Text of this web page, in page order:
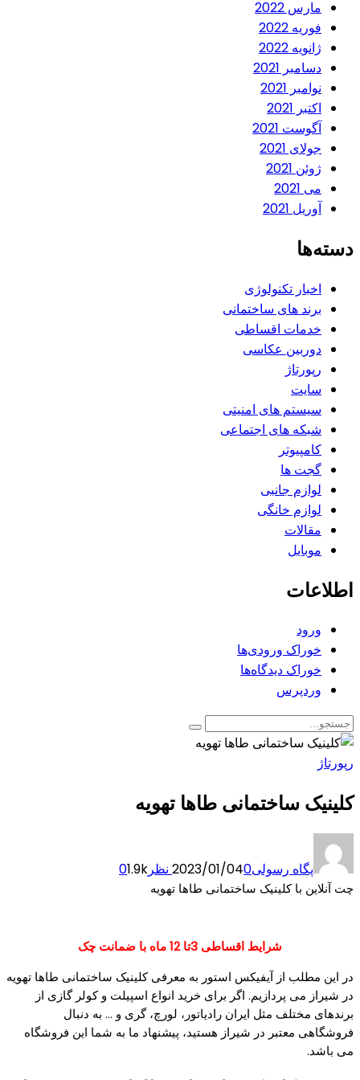
مارس 2022
فوریه 2022
ژانویه 2022
دسامبر 2021
نوامبر 2021
اکتبر 2021
آگوست 2021
جولای 2021
ژوئن 2021
می 2021
آوریل 2021
دسته‌ها
اخبار تکنولوژی
برند های ساختمانی
خدمات اقساطی
دوربین عکاسی
رپورتاژ
سایت
سیستم های امنیتی
شبکه های اجتماعی
کامپیوتر
گجت ها
لوازم جانبی
لوازم خانگی
مقالات
موبایل
اطلاعات
ورود
خوراک ورودی‌ها
خوراک دیدگاه‌ها
وردپرس
رپورتاژ
کلینیک ساختمانی طاها تهویه
پگاه رسولی 2023/01/040 نظر 01.9k
چت آنلاین با کلینیک ساختمانی طاها تهویه
شرایط اقساطی 3تا 12 ماه با ضمانت چک
در این مطلب از آیفیکس استور به معرفی کلینیک ساختمانی طاها تهویه
در شیراز می پردازیم. اگر برای خرید انواع اسپیلت و کولر گازی از
برندهای مختلف مثل ایران رادیاتور، لورچ، گری و … به دنبال
فروشگاهی معتبر در شیراز هستید، پیشنهاد ما به شما این فروشگاه
می باشد.